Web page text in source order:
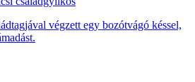
végzett egy bozótvágó késsel,